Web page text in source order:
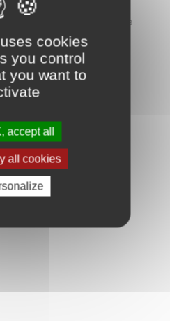
cookies
you control
you want to
accept all
all cookies
précoce pré-AMM
évoluer une décision d'accès